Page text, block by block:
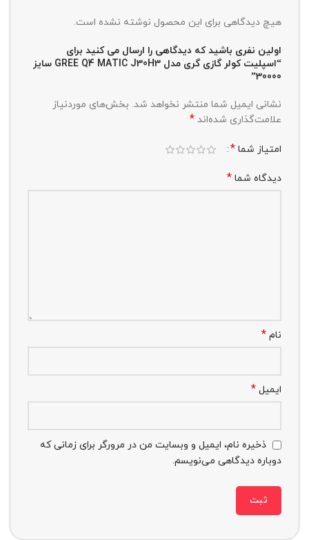
هیچ دیدگاهی برای این محصول نوشته نشده است.
اولین نفری باشید که دیدگاهی را ارسال می کنید برای
“اسپلیت کولر گازی گری مدل GREE Q4 MATIC J30H3 سایز
30000”
نشانی ایمیل شما منتشر نخواهد شد. بخش‌های موردنیاز
علامت‌گذاری شده‌اند *
امتیاز شما *
دیدگاه شما *
نام *
ایمیل *
ذخیره نام، ایمیل و وبسایت من در مرورگر برای زمانی که
دوباره دیدگاهی می‌نویسم.